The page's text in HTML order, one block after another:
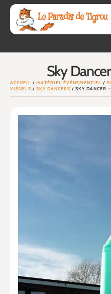
Sky
ACCUEIL / MATÉRIEL ÉVÉNEMENTIEL /
VISUELS / SKY DANCERS / SKY DANCER